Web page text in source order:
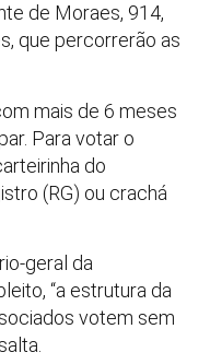
de Moraes, 914,
que percorrerão as
mais de 6 meses
Para votar o
do
(RG) ou crachá
geral da
“a estrutura da
votem sem